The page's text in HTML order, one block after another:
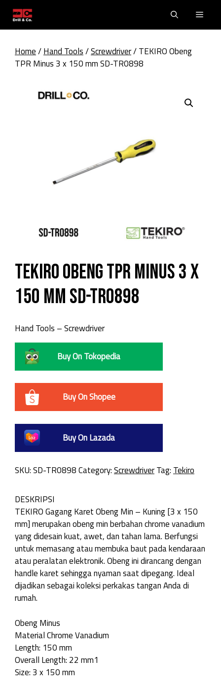
content
Home/Hand Tools/Screwdriver/ TEKIRO Obeng
TPR Minus 3 x 150 mm SD-TR0898
TEKIRO Obeng TPR Minus 3 x
150 mm SD-TR0898
Hand Tools – Screwdriver
Buy On Tokopedia
Buy On Shopee
Buy On Lazada
SKU:SD-TR0898Category:ScrewdriverTag: Tekiro
DESKRIPSI
TEKIRO Gagang Karet Obeng Min – Kuning [3 x 150
mm] merupakan obeng min berbahan chrome vanadium
yang didesain kuat, awet, dan tahan lama. Berfungsi
untuk memasang atau membuka baut pada kendaraan
atau peralatan elektronik. Obeng ini dirancang dengan
handle karet sehingga nyaman saat dipegang. Ideal
dijadikan sebagai koleksi perkakas tangan Anda di
rumah.
Obeng Minus
Material Chrome Vanadium
Length: 150 mm
Overall Length: 22 mm1
Size: 3 x 150 mm